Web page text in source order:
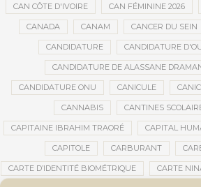
CAN CÔTE D'IVOIRE CAN FÉMININE 2026
CANADA CANAM CANCER DU SEIN
CANDIDATURE CANDIDATURE
CANDIDATURE DE ALASSANE
CANDIDATURE ONU CANICULE
CANNABIS CANTINES
CAPITAINE IBRAHIM TRAORÉ CAPITAL
CAPITOLE CARBURANT
CARTE D’IDENTITÉ BIOMÉTRIQUE CARTE